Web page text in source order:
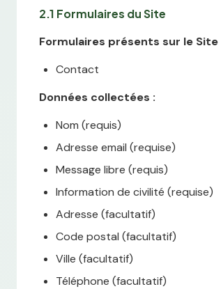
2.1 Formulaires du Site
Formulaires présents sur le Site
Contact
Données collectées :
Nom (requis)
Adresse email (requise)
Message libre (requis)
Information de civilité (requise)
Adresse (facultatif)
Code postal (facultatif)
Ville (facultatif)
Téléphone (facultatif)